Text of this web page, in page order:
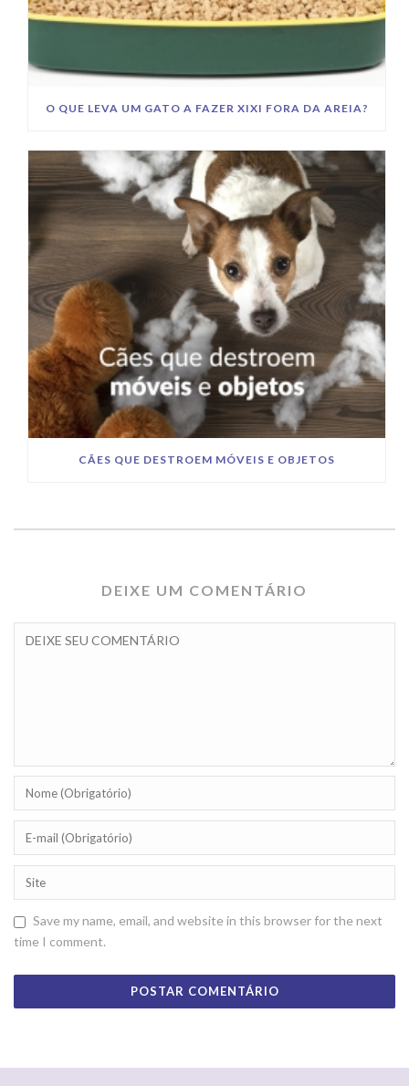
O QUE LEVA UM GATO A FAZER XIXI FORA DA AREIA?
CÃES QUE DESTROEM MÓVEIS E OBJETOS
DEIXE UM COMENTÁRIO
Save my name, email, and website in this browser for the next
time I comment.